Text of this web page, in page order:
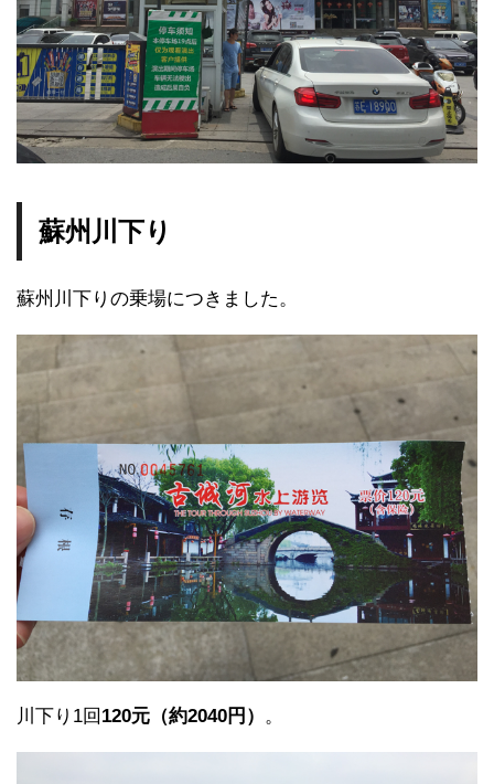
蘇州川下り
蘇州川下りの乗場につきました。
川下り1回 120元（約2040円） 。